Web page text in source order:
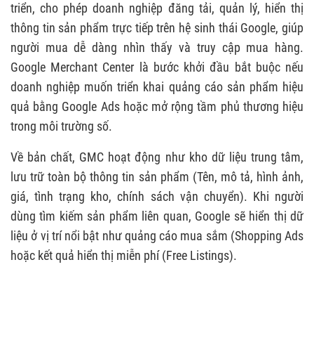
3.7. Tối ưu SEO sản phẩm
4. HƯỚNG DẪN ĐĂNG KÝ & THIẾT LẬP TÀI
KHOẢN GOOGLE MERCHANT
4.1. Cách đăng ký tài khoản Google Merchant
Center
4.2. Hướng dẫn sử dụng Google Merchant
Center
5. CÁCH TẠO NGUỒN CẤP DỮ LIỆU SẢN PHẨM
6. LIÊN KẾT TÀI KHOẢN MERCHANT VÀ GOOGLE
ADS
7. CÂU HỎI LIÊN QUAN GOOGLE MERCHANT
triển, cho phép doanh nghiệp đăng tải, quản lý, hiển thị
thông tin sản phẩm trực tiếp trên hệ sinh thái Google, giúp
người mua dễ dàng nhìn thấy và truy cập mua hàng.
Google Merchant Center là bước khởi đầu bắt buộc nếu
doanh nghiệp muốn triển khai quảng cáo sản phẩm hiệu
quả bằng Google Ads hoặc mở rộng tầm phủ thương hiệu
trong môi trường số.
Về bản chất, GMC hoạt động như kho dữ liệu trung tâm,
lưu trữ toàn bộ thông tin sản phẩm (Tên, mô tả, hình ảnh,
giá, tình trạng kho, chính sách vận chuyển). Khi người
dùng tìm kiếm sản phẩm liên quan, Google sẽ hiển thị dữ
liệu ở vị trí nổi bật như quảng cáo mua sắm (Shopping Ads
hoặc kết quả hiển thị miễn phí (Free Listings).